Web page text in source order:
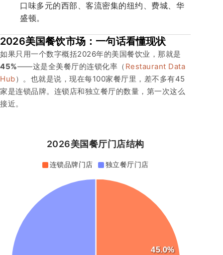
口味多元的西部、客流密集的纽约、费城、华
盛顿。
2026美国餐饮市场：一句话看懂现状
如果只用一个数字概括2026年的美国餐饮业，那就是
45%——这是全美餐厅的连锁化率（ Restaurant Data
Hub）。也就是说，现在每100家餐厅里，差不多有45
家是连锁品牌。连锁店和独立餐厅的数量，第一次这么
接近。
2026美国餐厅门店结构
连锁品牌门店 独立餐厅门店
45.0%